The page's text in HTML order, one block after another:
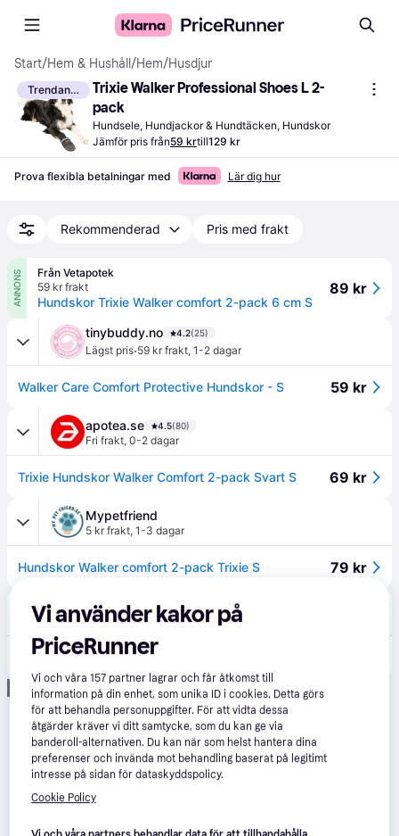
Start/Hem & Hushåll /Hem/Husdjur
Trendande
Trixie Walker Professional Shoes L 2-
pack
Hundsele, Hundjackor & Hundtäcken, Hundskor
Jämför pris från59 krtill129 kr
Prova flexibla betalningar med Lär dig hur
Rekommenderad Pris med frakt
ANNONS
Från Vetapotek
59 kr frakt
Hundskor Trixie Walker comfort 2-pack 6 cm S
89 kr
tinybuddy.no 4.2(25)
Lägst pris·59 kr frakt, 1-2 dagar
Walker Care Comfort Protective Hundskor - S 59 kr
apotea.se 4.5(80)
Fri frakt, 0-2 dagar
Trixie Hundskor Walker Comfort 2-pack Svart S 69 kr
Mypetfriend
5 kr frakt, 1-3 dagar
Hundskor Walker comfort 2-pack Trixie S 79 kr
Fera.se
Fri frakt
TRIXIE skyddande hundkänga storlek 2 ( S ) 2st.
Annons
Vi använder kakor på
PriceRunner
Vi och våra157 partner lagrar och får åtkomst till
information på din enhet, som unika ID i cookies. Detta görs
för att behandla personuppgifter. För att vidta dessa
åtgärder kräver vi ditt samtycke, som du kan ge via
banderoll-alternativen. Du kan när som helst hantera dina
preferenser och invända mot behandling baserat på legitimt
intresse på sidan för dataskyddspolicy.
Cookie Policy